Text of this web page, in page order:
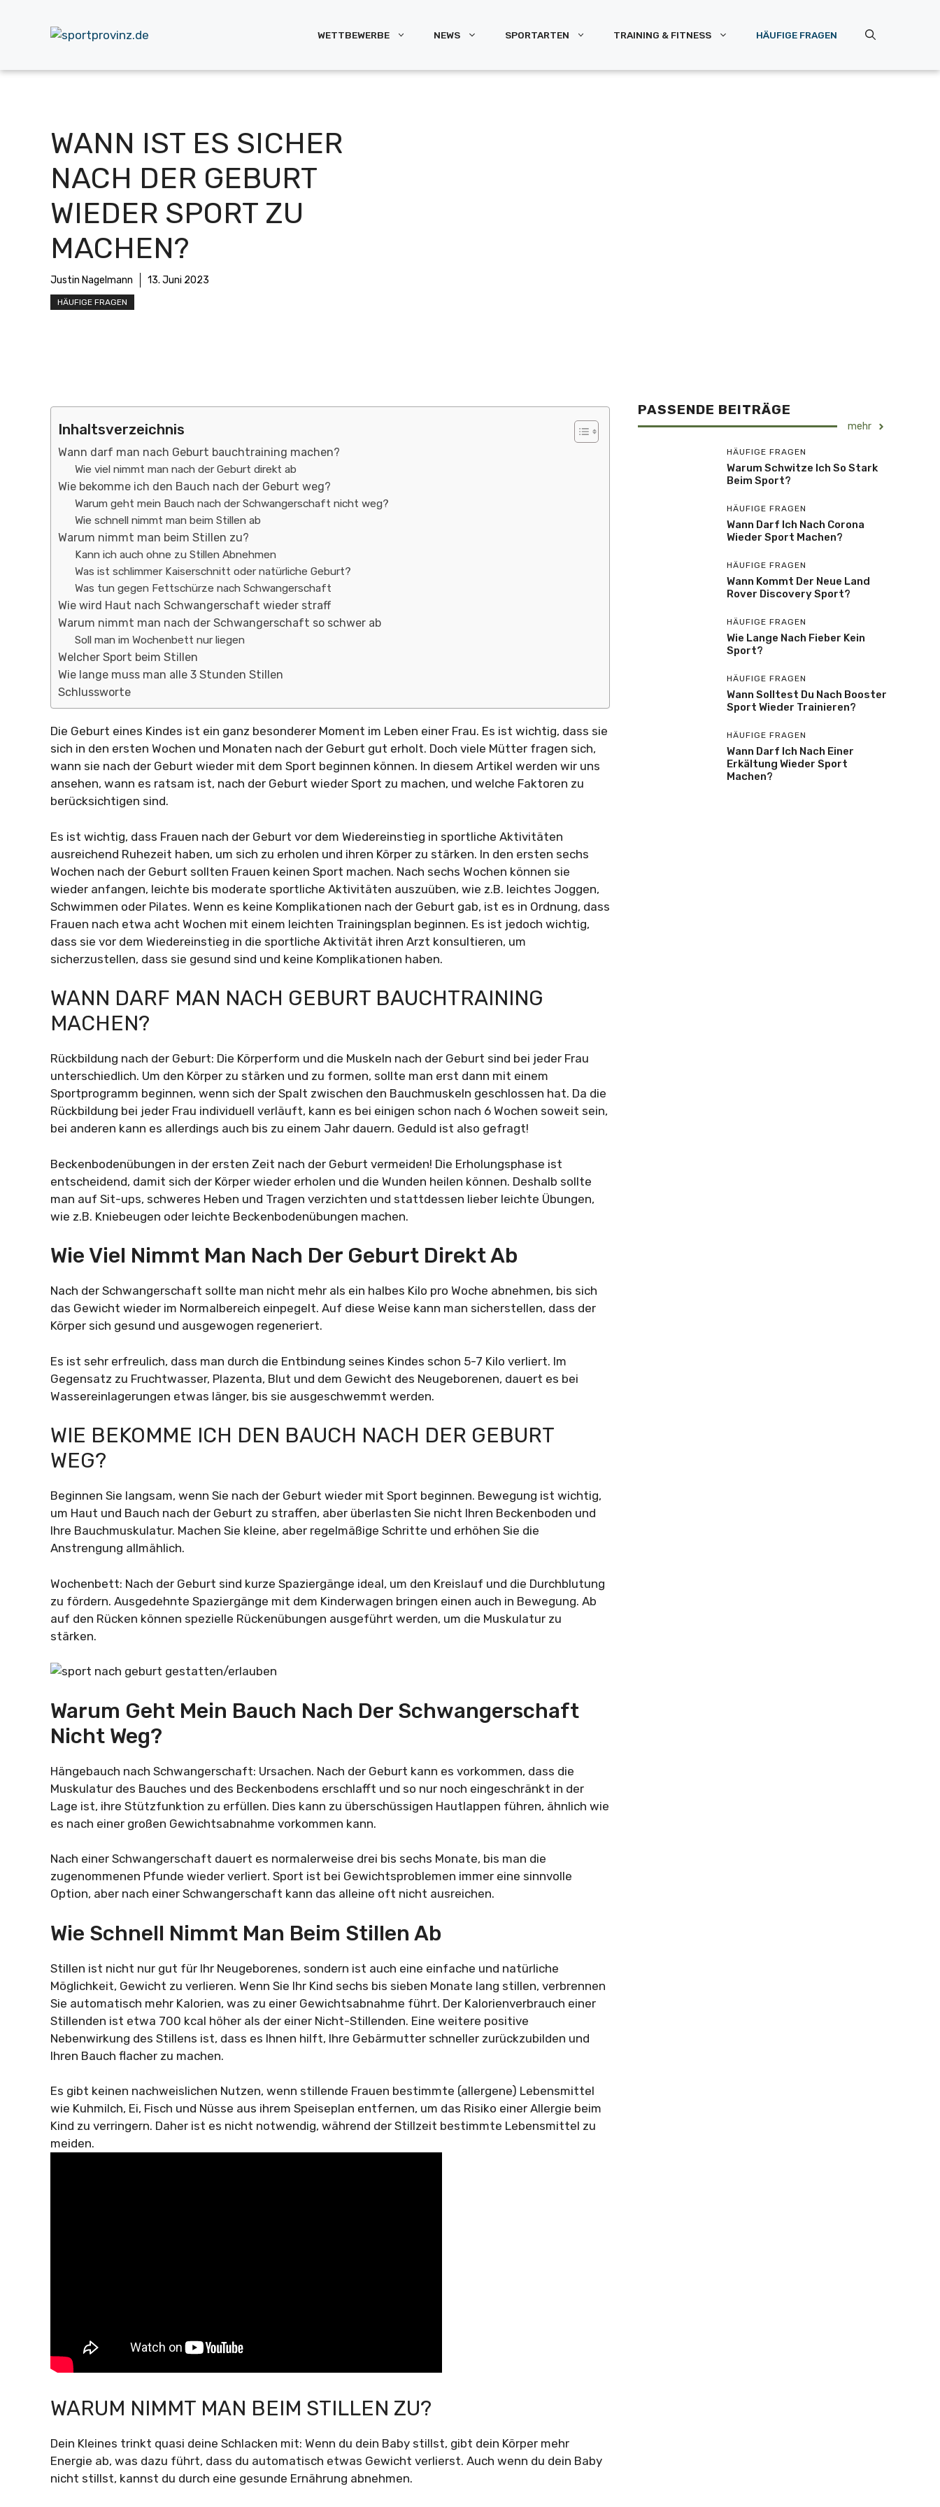
WETTBEWERBE NEWS SPORTARTEN TRAINING & FITNESS HÄUFIGE FRAGEN
WANN IST ES SICHER
NACH DER GEBURT
WIEDER SPORT ZU
MACHEN?
Justin Nagelmann 13. Juni 2023
HÄUFIGE FRAGEN
Inhaltsverzeichnis
Wann darf man nach Geburt bauchtraining machen?
Wie viel nimmt man nach der Geburt direkt ab
Wie bekomme ich den Bauch nach der Geburt weg?
Warum geht mein Bauch nach der Schwangerschaft nicht weg?
Wie schnell nimmt man beim Stillen ab
Warum nimmt man beim Stillen zu?
Kann ich auch ohne zu Stillen Abnehmen
Was ist schlimmer Kaiserschnitt oder natürliche Geburt?
Was tun gegen Fettschürze nach Schwangerschaft
Wie wird Haut nach Schwangerschaft wieder straff
Warum nimmt man nach der Schwangerschaft so schwer ab
Soll man im Wochenbett nur liegen
Welcher Sport beim Stillen
Wie lange muss man alle 3 Stunden Stillen
Schlussworte
Die Geburt eines Kindes ist ein ganz besonderer Moment im Leben einer Frau. Es ist wichtig, dass sie
sich in den ersten Wochen und Monaten nach der Geburt gut erholt. Doch viele Mütter fragen sich,
wann sie nach der Geburt wieder mit dem Sport beginnen können. In diesem Artikel werden wir uns
ansehen, wann es ratsam ist, nach der Geburt wieder Sport zu machen, und welche Faktoren zu
berücksichtigen sind.
Es ist wichtig, dass Frauen nach der Geburt vor dem Wiedereinstieg in sportliche Aktivitäten
ausreichend Ruhezeit haben, um sich zu erholen und ihren Körper zu stärken. In den ersten sechs
Wochen nach der Geburt sollten Frauen keinen Sport machen. Nach sechs Wochen können sie
wieder anfangen, leichte bis moderate sportliche Aktivitäten auszuüben, wie z.B. leichtes Joggen,
Schwimmen oder Pilates. Wenn es keine Komplikationen nach der Geburt gab, ist es in Ordnung, dass
Frauen nach etwa acht Wochen mit einem leichten Trainingsplan beginnen. Es ist jedoch wichtig,
dass sie vor dem Wiedereinstieg in die sportliche Aktivität ihren Arzt konsultieren, um
sicherzustellen, dass sie gesund sind und keine Komplikationen haben.
WANN DARF MAN NACH GEBURT BAUCHTRAINING
MACHEN?
Rückbildung nach der Geburt: Die Körperform und die Muskeln nach der Geburt sind bei jeder Frau
unterschiedlich. Um den Körper zu stärken und zu formen, sollte man erst dann mit einem
Sportprogramm beginnen, wenn sich der Spalt zwischen den Bauchmuskeln geschlossen hat. Da die
Rückbildung bei jeder Frau individuell verläuft, kann es bei einigen schon nach 6 Wochen soweit sein,
bei anderen kann es allerdings auch bis zu einem Jahr dauern. Geduld ist also gefragt!
Beckenbodenübungen in der ersten Zeit nach der Geburt vermeiden! Die Erholungsphase ist
entscheidend, damit sich der Körper wieder erholen und die Wunden heilen können. Deshalb sollte
man auf Sit-ups, schweres Heben und Tragen verzichten und stattdessen lieber leichte Übungen,
wie z.B. Kniebeugen oder leichte Beckenbodenübungen machen.
Wie Viel Nimmt Man Nach Der Geburt Direkt Ab
Nach der Schwangerschaft sollte man nicht mehr als ein halbes Kilo pro Woche abnehmen, bis sich
das Gewicht wieder im Normalbereich einpegelt. Auf diese Weise kann man sicherstellen, dass der
Körper sich gesund und ausgewogen regeneriert.
Es ist sehr erfreulich, dass man durch die Entbindung seines Kindes schon 5-7 Kilo verliert. Im
Gegensatz zu Fruchtwasser, Plazenta, Blut und dem Gewicht des Neugeborenen, dauert es bei
Wassereinlagerungen etwas länger, bis sie ausgeschwemmt werden.
WIE BEKOMME ICH DEN BAUCH NACH DER GEBURT
WEG?
Beginnen Sie langsam, wenn Sie nach der Geburt wieder mit Sport beginnen. Bewegung ist wichtig,
um Haut und Bauch nach der Geburt zu straffen, aber überlasten Sie nicht Ihren Beckenboden und
Ihre Bauchmuskulatur. Machen Sie kleine, aber regelmäßige Schritte und erhöhen Sie die
Anstrengung allmählich.
Wochenbett: Nach der Geburt sind kurze Spaziergänge ideal, um den Kreislauf und die Durchblutung
zu fördern. Ausgedehnte Spaziergänge mit dem Kinderwagen bringen einen auch in Bewegung. Ab
auf den Rücken können spezielle Rückenübungen ausgeführt werden, um die Muskulatur zu
stärken.
Warum Geht Mein Bauch Nach Der Schwangerschaft
Nicht Weg?
Hängebauch nach Schwangerschaft: Ursachen. Nach der Geburt kann es vorkommen, dass die
Muskulatur des Bauches und des Beckenbodens erschlafft und so nur noch eingeschränkt in der
Lage ist, ihre Stützfunktion zu erfüllen. Dies kann zu überschüssigen Hautlappen führen, ähnlich wie
es nach einer großen Gewichtsabnahme vorkommen kann.
Nach einer Schwangerschaft dauert es normalerweise drei bis sechs Monate, bis man die
zugenommenen Pfunde wieder verliert. Sport ist bei Gewichtsproblemen immer eine sinnvolle
Option, aber nach einer Schwangerschaft kann das alleine oft nicht ausreichen.
Wie Schnell Nimmt Man Beim Stillen Ab
Stillen ist nicht nur gut für Ihr Neugeborenes, sondern ist auch eine einfache und natürliche
Möglichkeit, Gewicht zu verlieren. Wenn Sie Ihr Kind sechs bis sieben Monate lang stillen, verbrennen
Sie automatisch mehr Kalorien, was zu einer Gewichtsabnahme führt. Der Kalorienverbrauch einer
Stillenden ist etwa 700 kcal höher als der einer Nicht-Stillenden. Eine weitere positive
Nebenwirkung des Stillens ist, dass es Ihnen hilft, Ihre Gebärmutter schneller zurückzubilden und
Ihren Bauch flacher zu machen.
Es gibt keinen nachweislichen Nutzen, wenn stillende Frauen bestimmte (allergene) Lebensmittel
wie Kuhmilch, Ei, Fisch und Nüsse aus ihrem Speiseplan entfernen, um das Risiko einer Allergie beim
Kind zu verringern. Daher ist es nicht notwendig, während der Stillzeit bestimmte Lebensmittel zu
meiden.
WARUM NIMMT MAN BEIM STILLEN ZU?
Dein Kleines trinkt quasi deine Schlacken mit: Wenn du dein Baby stillst, gibt dein Körper mehr
Energie ab, was dazu führt, dass du automatisch etwas Gewicht verlierst. Auch wenn du dein Baby
nicht stillst, kannst du durch eine gesunde Ernährung abnehmen.
PASSENDE BEITRÄGE
mehr
HÄUFIGE FRAGEN
Warum Schwitze Ich So Stark
Beim Sport?
HÄUFIGE FRAGEN
Wann Darf Ich Nach Corona
Wieder Sport Machen?
HÄUFIGE FRAGEN
Wann Kommt Der Neue Land
Rover Discovery Sport?
HÄUFIGE FRAGEN
Wie Lange Nach Fieber Kein
Sport?
HÄUFIGE FRAGEN
Wann Solltest Du Nach Booster
Sport Wieder Trainieren?
HÄUFIGE FRAGEN
Wann Darf Ich Nach Einer
Erkältung Wieder Sport
Machen?